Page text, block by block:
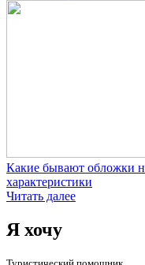
Какие бывают обложки
характеристики
Читать далее
Я хочу